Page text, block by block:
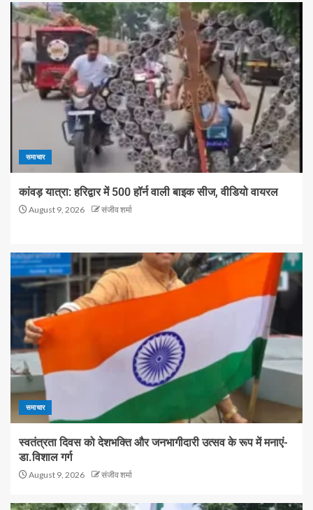
समाचार
कांवड़ यात्रा: हरिद्वार में 500 हॉर्न वाली बाइक सीज, वीडियो वायरल
August 9, 2026 संजीव शर्मा
समाचार
स्वतंत्रता दिवस को देशभक्ति और जनभागीदारी उत्सव के रूप में मनाएं-
डा.विशाल गर्ग
August 9, 2026 संजीव शर्मा